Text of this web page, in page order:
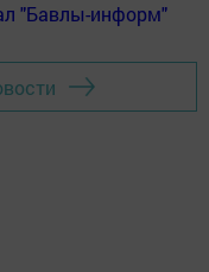
"Бавлы-информ"